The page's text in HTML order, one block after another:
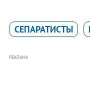
СЕПАРАТИСТЫ
РЕКЛАМА